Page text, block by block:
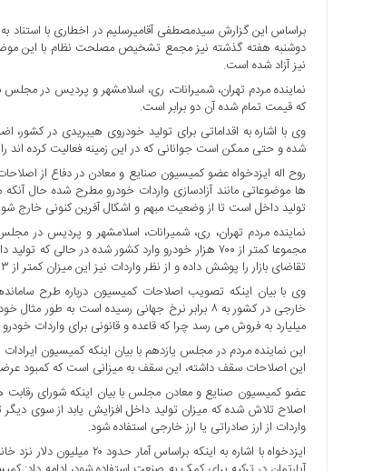
دوشنبه هفته گذشته نیز مجمع تشخیص مصلحت نظام با این
نیز آزاد شده است.
نماینده مردم تهران، شمیرانات، ری، اسلامشهر و پردیس در
که قیمت تمام شده آن دو برابر است.
وی با اشاره به اقداماتی برای تولید خودروی هیبریدی در
شده و حتی ممکن است جوانانی که در این زمینه فعالیت کرده اند
روح اله ایزدخواه عضو کمیسیون صنایع و معادن در دفاع از
ها موضوعاتی مانند آزادسازی واردات خودرو مطرح شده حال
تولید داخل است تا از وضعیت مبهم و اشکال آفرین کنونی خارج
تقاضای بازار را پوشش داده و از نظر واردات نیز این میزان کمتر از ۳ درصد کل واردات کشور بوده است.
وی با بیان اینکه تصویب اصلاحات کمیسیون درباره طرح
میلیارد به فروش می رسد چرا که قاعده و قانونی برای واردات
این نماینده مردم در مجلس یازدهم با بیان اینکه کمیسیون
این اصلاحات سقف داشته، این سقف به میزانی است که کمبود
اصلاح تلاش شده که میزان تولید داخل افزایش یابد از سوی دیگر
واردات از ارز صادراتی یا ارز خارجی استفاده شود.
ایزدخواه با اشاره به